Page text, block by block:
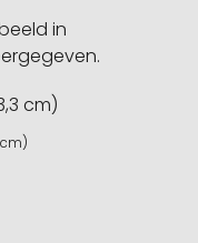
in